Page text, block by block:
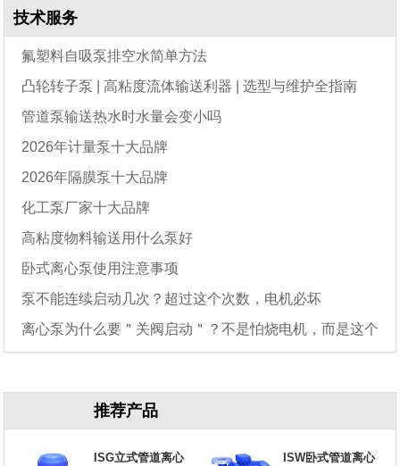
技术服务
氟塑料自吸泵排空水简单方法
凸轮转子泵 | 高粘度流体输送利器 | 选型与维护全指南
管道泵输送热水时水量会变小吗
2026年计量泵十大品牌
2026年隔膜泵十大品牌
化工泵厂家十大品牌
高粘度物料输送用什么泵好
卧式离心泵使用注意事项
泵不能连续启动几次？超过这个次数，电机必坏
离心泵为什么要＂关阀启动＂？不是怕烧电机，而是这个
推荐产品
ISG立式管道离心
ISW卧式管道离心